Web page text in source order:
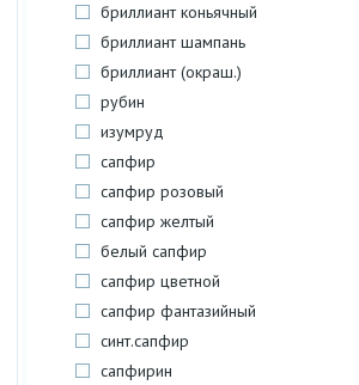
бриллиант коньячный
бриллиант шампань
бриллиант (окраш.)
рубин
изумруд
сапфир
сапфир розовый
сапфир желтый
белый сапфир
сапфир цветной
сапфир фантазийный
синт.сапфир
сапфирин